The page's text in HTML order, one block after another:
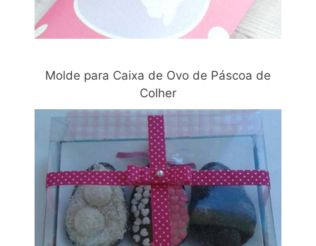
Molde para Caixa de Ovo de Páscoa de
Colher